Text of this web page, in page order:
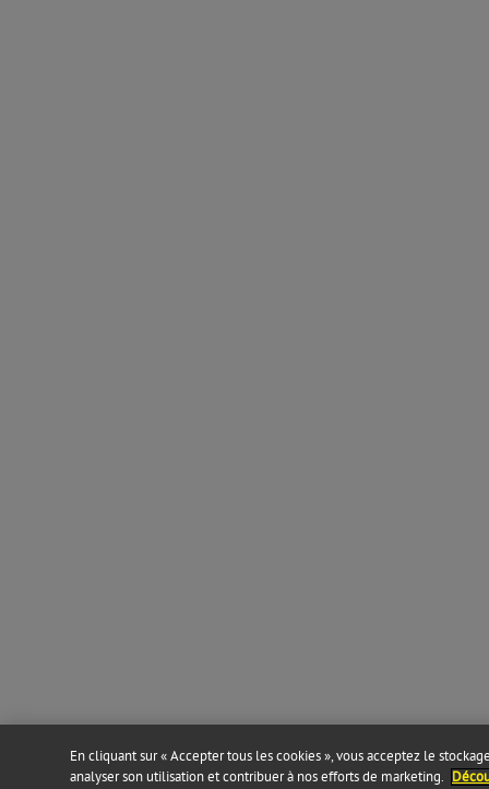
En cliquant sur « Accepter tous les cookies », vous acceptez le
analyser son utilisation et contribuer à nos efforts de marketing.